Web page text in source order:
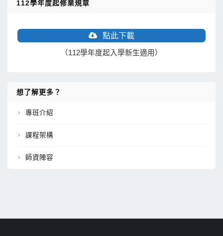
112學年度起修業規章
點此下載
（112學年度起入學新生適用）
想了解更多？
專班介紹
課程架構
師資陣容